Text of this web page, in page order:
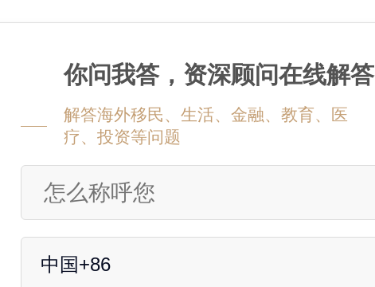
你问我答，资深顾问在线解答
解答海外移民、生活、金融、教育、医
疗、投资等问题
中国+86